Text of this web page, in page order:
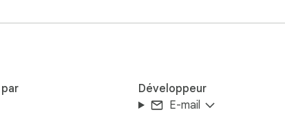
by date
popups. Install Klyp and never lose a copy again.
copy paste history, clipboard tool, paste manager,
Développeur
E-mail